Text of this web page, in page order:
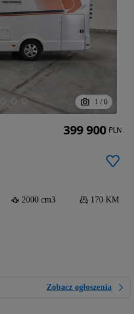
1 / 6
2000 cm3
170 KM
Zobacz ogłoszenia
399 900 PLN